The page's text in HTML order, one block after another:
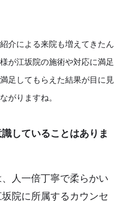
介による来院も増えてきたん
が江坂院の施術や対応に満足
足してもらえた結果が目に見
がりますね。
していることはありま
人一倍丁寧で柔らかい
院に所属するカウンセ